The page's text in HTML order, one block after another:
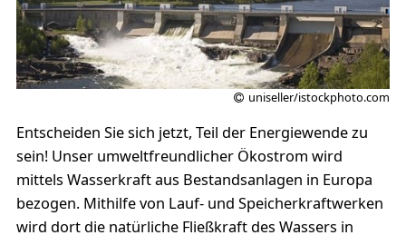
uniseller/istockphoto.com
Entscheiden Sie sich jetzt, Teil der Energiewende zu
sein! Unser umweltfreundlicher Ökostrom wird
mittels Wasserkraft aus Bestandsanlagen in Europa
bezogen. Mithilfe von Lauf- und Speicherkraftwerken
wird dort die natürliche Fließkraft des Wassers in